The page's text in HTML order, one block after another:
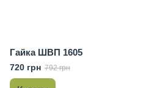
Гайка ШВП 1605
720 грн 792 грн